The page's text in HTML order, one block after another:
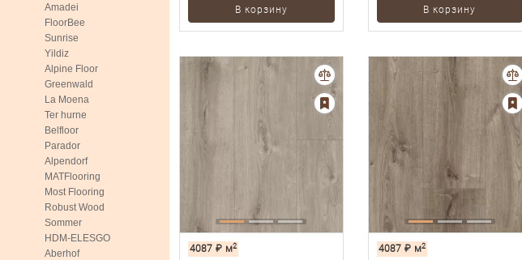
Amadei
FloorBee
Sunrise
Yildiz
Alpine Floor
Greenwald
La Moena
Ter hurne
Belfloor
Parador
Alpendorf
MATFlooring
Most Flooring
Robust Wood
Sommer
HDM-ELESGO
Aberhof
В корзину В корзину
4087 ₽ м2 4087 ₽ м2